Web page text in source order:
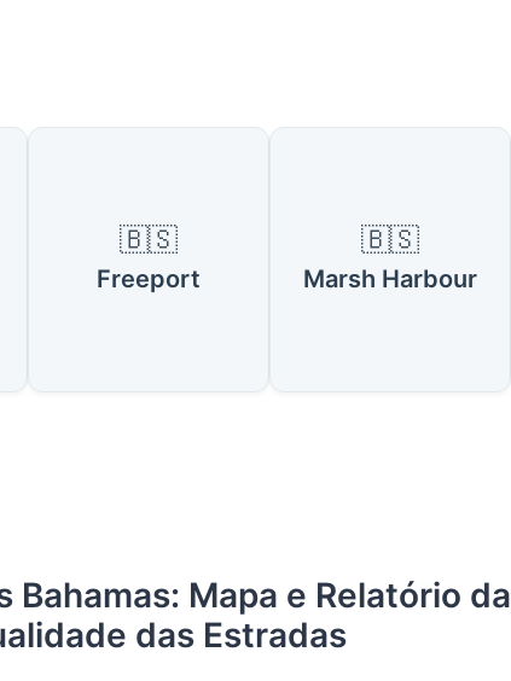
🇧🇸
Freeport
🇧🇸
Marsh Harbour
Bahamas: Mapa e Relatório da
das Estradas